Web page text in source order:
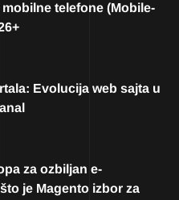
mobilne telefone (Mobile-
Evolucija web sajta u
za ozbiljan e-
je Magento izbor za